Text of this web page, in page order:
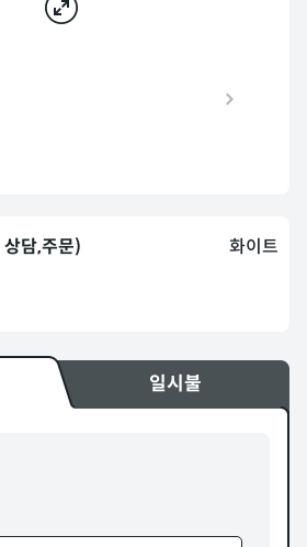
담,주문) 화이트
일시불